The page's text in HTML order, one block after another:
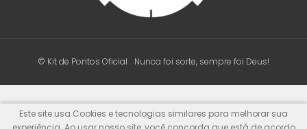
© Kit de Pontos Oficial Nunca foi sorte, sempre foi Deus!
Este site usa Cookies e tecnologias similares para melhorar sua